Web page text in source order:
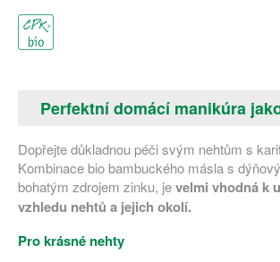
Perfektní domácí manikúra
Dopřejte důkladnou péči svým nehtům s
Kombinace bio bambuckého másla s
bohatým zdrojem zinku, jevelmi vhodná k
vzhledu nehtů a jejich okolí.
Pro krásné nehty